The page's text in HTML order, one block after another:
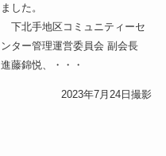
ました。
下北手地区コミュニティーセ
ンター管理運営委員会 副会長
進藤錦悦、・・・
2023年7月24日撮影